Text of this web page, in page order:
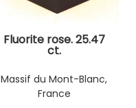
Fluorite rose. 25.47
ct.
Massif du Mont-Blanc,
France